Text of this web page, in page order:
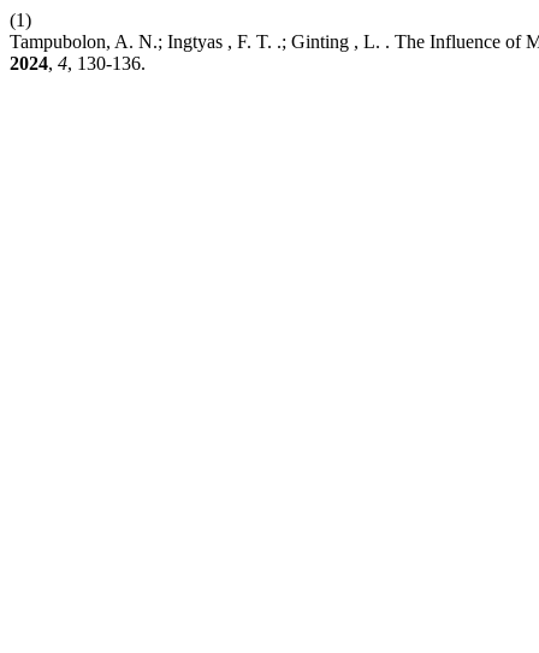
(1)
Tampubolon, A. N.; Ingtyas , F. T. .; Ginting , L. . The Influence of
2024, 4, 130-136.